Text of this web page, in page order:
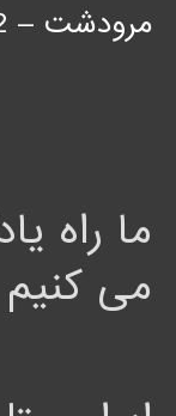
مرودشت – 22 بهمن شمالی
ما راه
می کنیم